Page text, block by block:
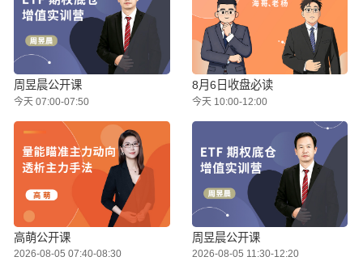
周昱晨公开课
今天 07:00-07:50
8月6日收盘必读
今天 10:00-12:00
高萌公开课
2026-08-05 07:40-08:30
周昱晨公开课
2026-08-05 11:30-12:20